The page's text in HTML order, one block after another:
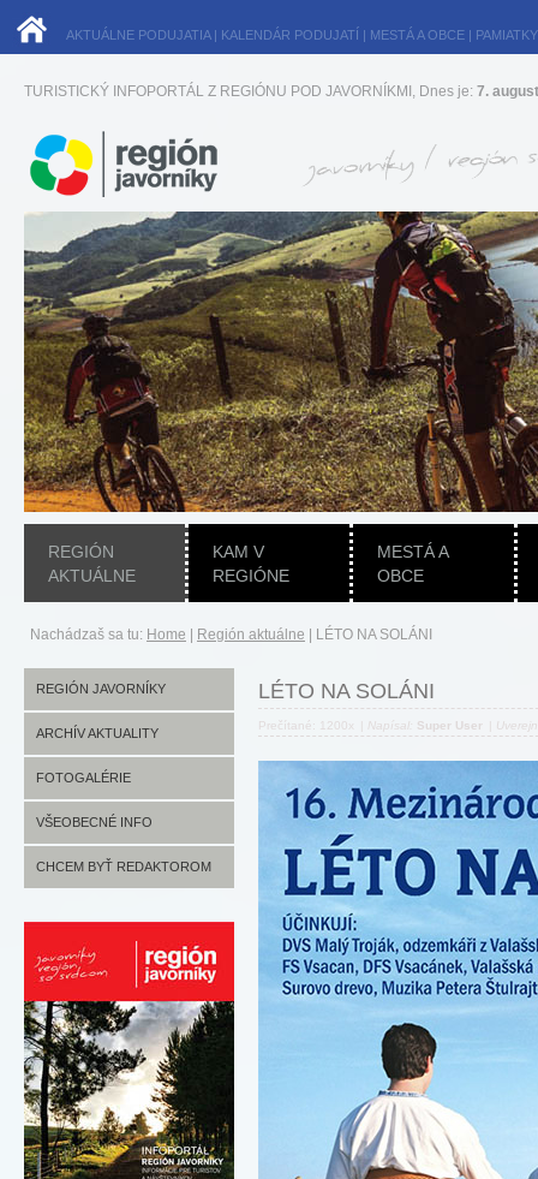
AKTUÁLNE PODUJATIA| KALENDÁR PODUJATÍ | MESTÁ A OBCE | PAMIATKY
TURISTICKÝ INFOPORTÁL Z REGIÓNU POD JAVORNÍKMI, Dnes je: 7.
REGIÓN
AKTUÁLNE
KAM V
REGIÓNE
MESTÁ A
OBCE
Nachádzaš sa tu: Home Región aktuálne LÉTO NA SOLÁNI
REGIÓN JAVORNÍKY
ARCHÍV AKTUALITY
FOTOGALÉRIE
VŠEOBECNÉ INFO
CHCEM BYŤ REDAKTOROM
LÉTO NA SOLÁNI
Prečítané: 1200x Napísal: Super User